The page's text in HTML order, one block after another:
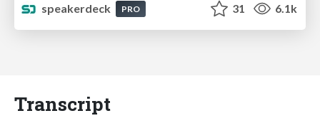
speakerdeck
PRO 31 6.1k
Transcript